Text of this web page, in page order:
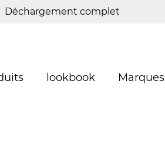
Déchargement complet
lookbook Marques